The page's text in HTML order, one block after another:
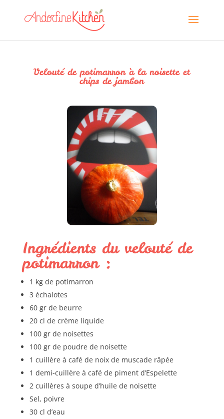
Velouté de potimarron à la noisette et
chips de jambon
Ingrédients du velouté de
potimarron :
1 kg de potimarron
3 échalotes
60 gr de beurre
20 cl de crème liquide
100 gr de noisettes
100 gr de poudre de noisette
1 cuillère à café de noix de muscade râpée
1 demi-cuillère à café de piment d’Espelette
2 cuillères à soupe d’huile de noisette
Sel, poivre
30 cl d’eau